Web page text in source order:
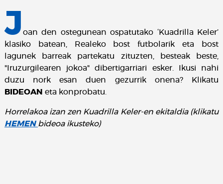
J oan den ostegunean ospatutako ‘Kuadrilla Keler’
klasiko batean, Realeko bost futbolarik eta bost
lagunek barreak partekatu zituzten, besteak beste,
"Iruzurgilearen jokoa" dibertigarriari esker. Ikusi nahi
duzu nork esan duen gezurrik onena? Klikatu
BIDEOAN eta konprobatu.
Horrelakoa izan zen Kuadrilla Keler-en ekitaldia (klikatu
HEMENbideoa ikusteko)